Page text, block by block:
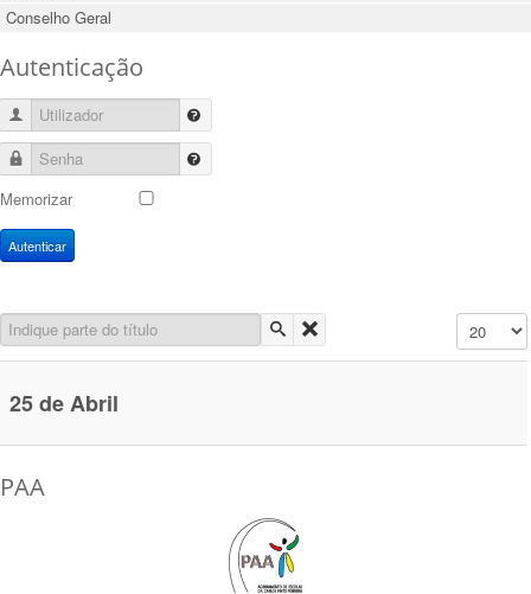
Conselho Geral
Autenticação
Utilizador
Senha
Memorizar
Autenticar
Indique parte do título Mostrar n.º
25 de Abril
PAA